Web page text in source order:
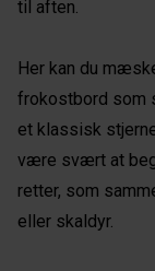
til aften.
Her kan du
frokostbord som
et klassisk
være svært at
retter, som
eller skaldyr.